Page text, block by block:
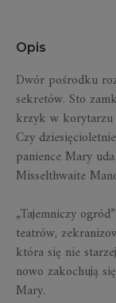
Opis
Dwór pośrodku
sekretów. Sto
krzyk w korytarzu
Czy
panience Mary
Misselthwaite
„Tajemniczy
teatrów,
która się nie
nowo zakochują
Mary.